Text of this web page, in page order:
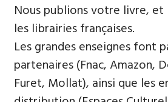
Nous publions votre livre, et
les librairies françaises​.
Les grandes enseignes font
partenaires (Fnac, Amazon,
Furet, Mollat), ainsi que les